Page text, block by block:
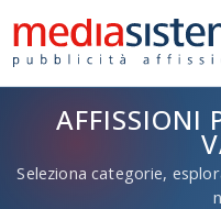
AFFISSIONI
Seleziona categorie,